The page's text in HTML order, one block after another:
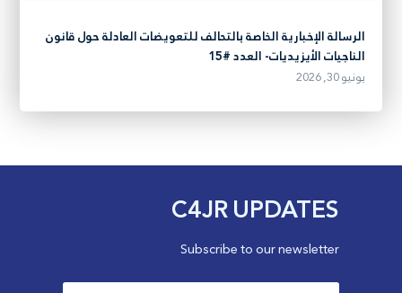
الرسالة الإخبارية الخاصة بالتحالف للتعويضات العادلة حول قانون
الناجيات الأيزيديات- العدد #15
يونيو 30, 2026
C4JR UPDATES
Subscribe to our newsletter